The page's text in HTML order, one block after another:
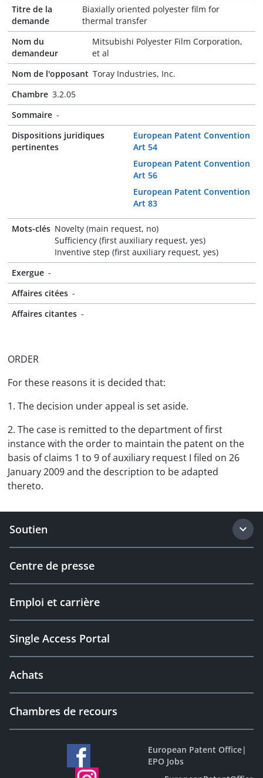
Titre de la
demande
Biaxially oriented polyester film for
thermal transfer
Nom du
demandeur
Mitsubishi Polyester Film Corporation,
et al
Nom de l'opposant Toray Industries, Inc.
Chambre 3.2.05
Sommaire -
Dispositions juridiques
pertinentes
European Patent Convention
Art 54
European Patent Convention
Art 56
European Patent Convention
Art 83
Mots-clés Novelty (main request, no)
Sufficiency (first auxiliary request, yes)
Inventive step (first auxiliary request, yes)
Exergue -
Affaires citées -
Affaires citantes -
ORDER
For these reasons it is decided that:
1. The decision under appeal is set aside.
2. The case is remitted to the department of first
instance with the order to maintain the patent on the
basis of claims 1 to 9 of auxiliary request I filed on 26
January 2009 and the description to be adapted
thereto.
Soutien
Centre de presse
Emploi et carrière
Single Access Portal
Achats
Chambres de recours
European Patent Office|
EPO Jobs